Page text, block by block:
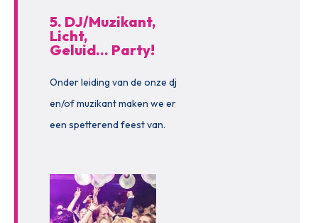
5. DJ/Muzikant,
Licht,
Geluid… Party!
Onder leiding van de onze dj
en/of muzikant maken we er
een spetterend feest van.